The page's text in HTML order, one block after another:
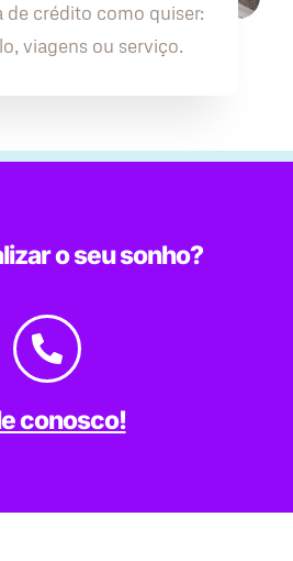
de crédito como quiser:
viagens ou serviço.
o seu sonho?
conosco!